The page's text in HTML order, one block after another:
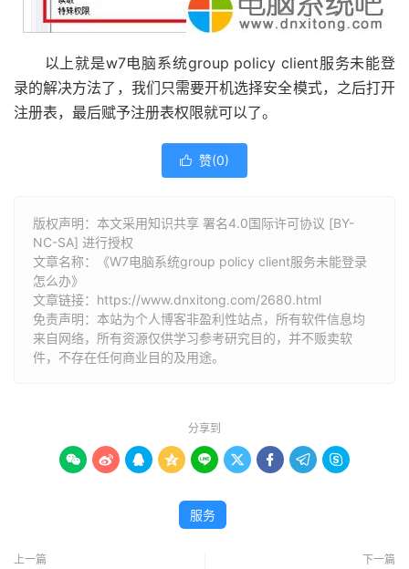
以上就是w7电脑系统group policy client服务未能登
录的解决方法了，我们只需要开机选择安全模式，之后打开
注册表，最后赋予注册表权限就可以了。
 赞(0)
版权声明：本文采用知识共享 署名4.0国际许可协议 [BY-
NC-SA] 进行授权
文章名称：《W7电脑系统group policy client服务未能登录
怎么办》
文章链接： https://www.dnxitong.com/2680.html
免责声明：本站为个人博客非盈利性站点，所有软件信息均
来自网络，所有资源仅供学习参考研究目的，并不贩卖软
件，不存在任何商业目的及用途。
分享到
        
服务
上一篇 下一篇